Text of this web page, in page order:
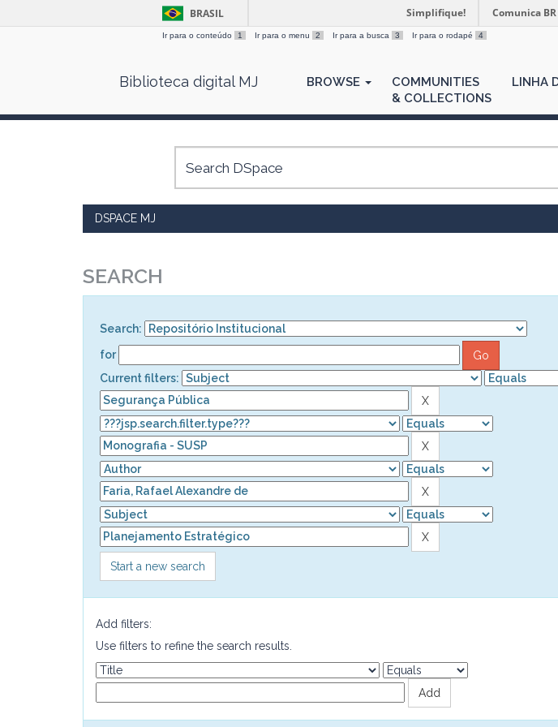
BRASIL Simplifique! Comunica BR
Ir para o conteúdo 1 Ir para o menu 2 Ir para a busca 3 Ir para o rodapé 4
Biblioteca digital MJ BROWSE
COMMUNITIES
& COLLECTIONS
LINHA
DSPACE MJ
SEARCH
Search:
for
Current filters:
Start a new search
Add filters:
Use filters to refine the search results.